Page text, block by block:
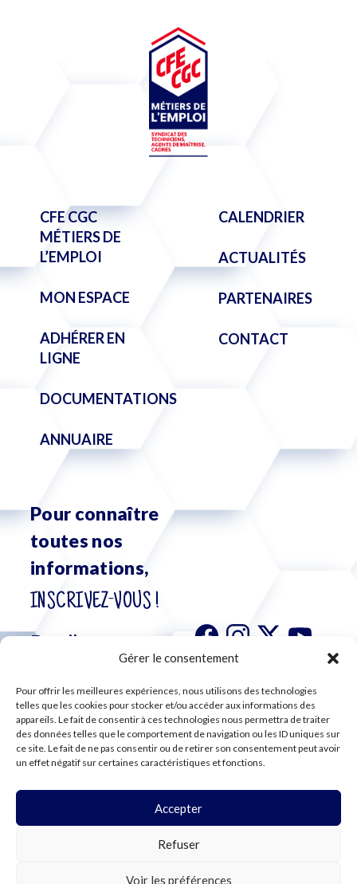
Gérer le consentement
Pour offrir les meilleures expériences, nous utilisons des technologies
telles que les cookies pour stocker et/ou accéder aux informations des
appareils. Le fait de consentir à ces technologies nous permettra de traiter
des données telles que le comportement de navigation ou les ID uniques sur
ce site. Le fait de ne pas consentir ou de retirer son consentement peut avoir
un effet négatif sur certaines caractéristiques et fonctions.
Accepter
Refuser
Voir les préférences
CFE CGC
MÉTIERS DE
L’EMPLOI
MON ESPACE
ADHÉRER EN
LIGNE
DOCUMENTATIONS
ANNUAIRE
CALENDRIER
ACTUALITÉS
PARTENAIRES
CONTACT
Pour connaître
toutes nos
informations,
INSCRIVEZ-VOUS !
S'abonner à
notre
newsletter